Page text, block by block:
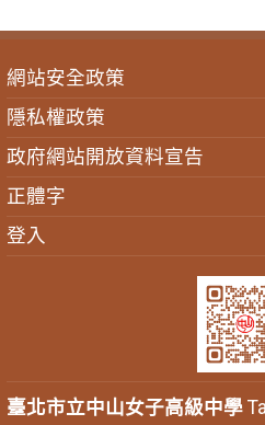
網站安全政策
隱私權政策
政府網站開放資料宣告
正體字
登入
臺北市立中山女子高級中學